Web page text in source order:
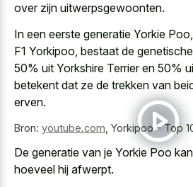
over zijn uitwerpsgewoonten.
In een eerste generatie Yorkie
F1 Yorkipoo, bestaat de
50% uit Yorkshire Terrier en 50%
betekent dat ze de trekken van
erven.
Bron: youtube.com Yorkipoo - Top
De generatie van je Yorkie Poo
hoeveel hij afwerpt.